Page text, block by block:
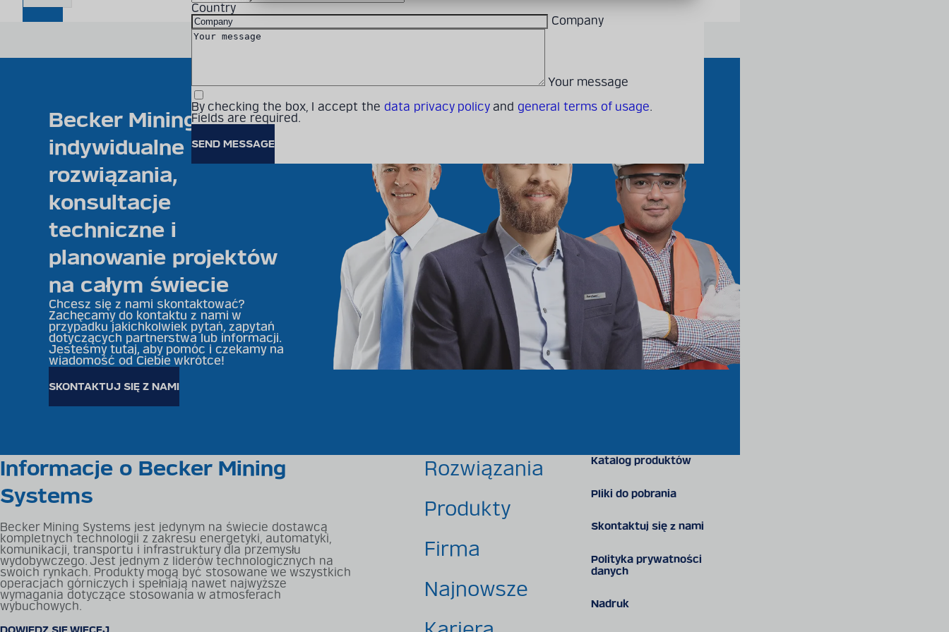
Country
Company
Your message
By checking the box, I accept the data privacy policyand general terms of usage.
Fields are required.
Becker Mining oferuje
indywidualne
rozwiązania,
konsultacje
techniczne i
planowanie projektów
na całym świecie
Chcesz się z nami skontaktować?
Zachęcamy do kontaktu z nami w
przypadku jakichkolwiek pytań, zapytań
dotyczących partnerstwa lub informacji.
Jesteśmy tutaj, aby pomóc i czekamy na
wiadomość od Ciebie wkrótce!
SKONTAKTUJ SIĘ Z NAMI
Informacje o Becker Mining
Systems
Becker Mining Systems jest jedynym na świecie dostawcą
kompletnych technologii z zakresu energetyki, automatyki,
komunikacji, transportu i infrastruktury dla przemysłu
wydobywczego. Jest jednym z liderów technologicznych na
swoich rynkach. Produkty mogą być stosowane we wszystkich
operacjach górniczych i spełniają nawet najwyższe
wymagania dotyczące stosowania w atmosferach
wybuchowych.
Rozwiązania
Produkty
Firma
Najnowsze
Katalog produktów
Pliki do pobrania
Skontaktuj się z nami
Polityka prywatności
danych
Nadruk